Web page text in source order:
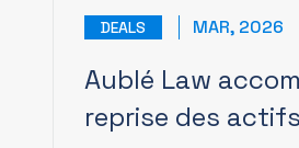
DEALS MAR, 2026
Aublé Law
reprise des